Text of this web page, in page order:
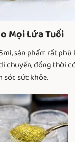
Mọi Lứa Tuổi
sản phẩm rất
chuyển, đồng thời
sóc sức khỏe.